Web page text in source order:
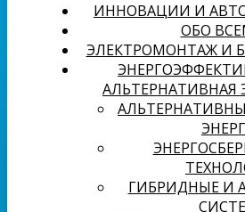
ИННОВАЦИИ И
ОБО
ЭЛЕКТРОМОНТАЖ И
АЛЬТЕРНАТИВНАЯ
ГИБРИДНЫЕ И